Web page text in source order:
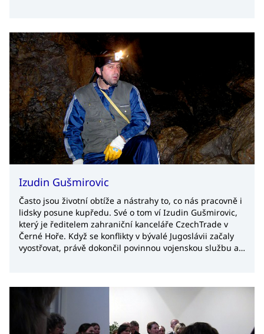
Izudin Gušmirovic
Často jsou životní obtíže a nástrahy to, co nás pracovně i
lidsky posune kupředu. Své o tom ví Izudin Gušmirovic,
který je ředitelem zahraniční kanceláře CzechTrade v
Černé Hoře. Když se konflikty v bývalé Jugoslávii začaly
vyostřovat, právě dokončil povinnou vojenskou službu a